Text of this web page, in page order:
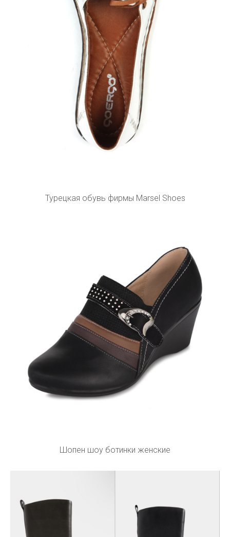
Турецкая обувь фирмы Marsel Shoes
Шопен шоу ботинки женские